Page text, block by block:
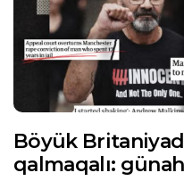
Böyük
qalmaqalı: